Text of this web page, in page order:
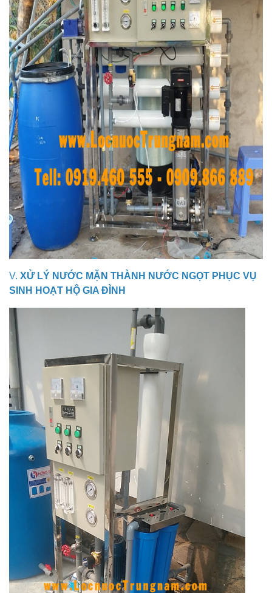
V. XỬ LÝ NƯỚC MẶN THÀNH NƯỚC NGỌT PHỤC VỤ
SINH HOẠT HỘ GIA ĐÌNH